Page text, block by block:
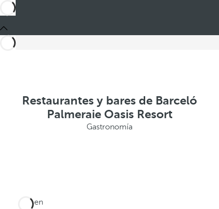
Restaurantes y bares de Barceló
Palmeraie Oasis Resort
Gastronomía
Está en